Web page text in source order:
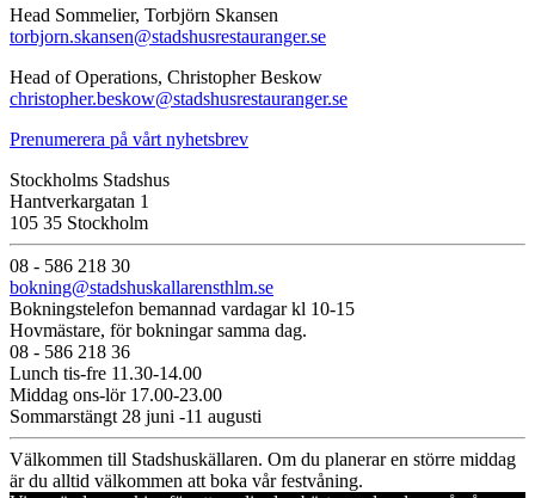
Head Sommelier, Torbjörn Skansen
torbjorn.skansen@stadshusrestauranger.se
Head of Operations, Christopher Beskow
christopher.beskow@stadshusrestauranger.se
Prenumerera på vårt nyhetsbrev
Stockholms Stadshus
Hantverkargatan 1
105 35 Stockholm
08 - 586 218 30
bokning@stadshuskallarensthlm.se
Bokningstelefon bemannad vardagar kl 10-15
Hovmästare, för bokningar samma dag.
08 - 586 218 36
Lunch tis-fre 11.30-14.00
Middag ons-lör 17.00-23.00
Sommarstängt 28 juni -11 augusti
Välkommen till Stadshuskällaren. Om du planerar en större middag
är du alltid välkommen att boka vår festvåning.